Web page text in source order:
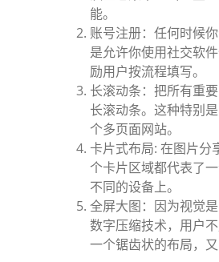
能。
账号注册：任何时候
是允许你使用社交软
励用户按流程填写。
长滚动条：把所有重
长滚动条。这种特别
个多页面网站。
卡片式布局: 在图片分
个卡片区域都代表了
不同的设备上。
全屏大图：因为视觉
数字压缩技术，用户
一个锯齿状的布局，